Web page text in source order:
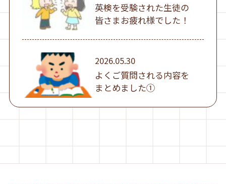
英検を受験された生徒の
皆さまお疲れ様でした！
2026.05.30
よくご質問される内容を
まとめました①